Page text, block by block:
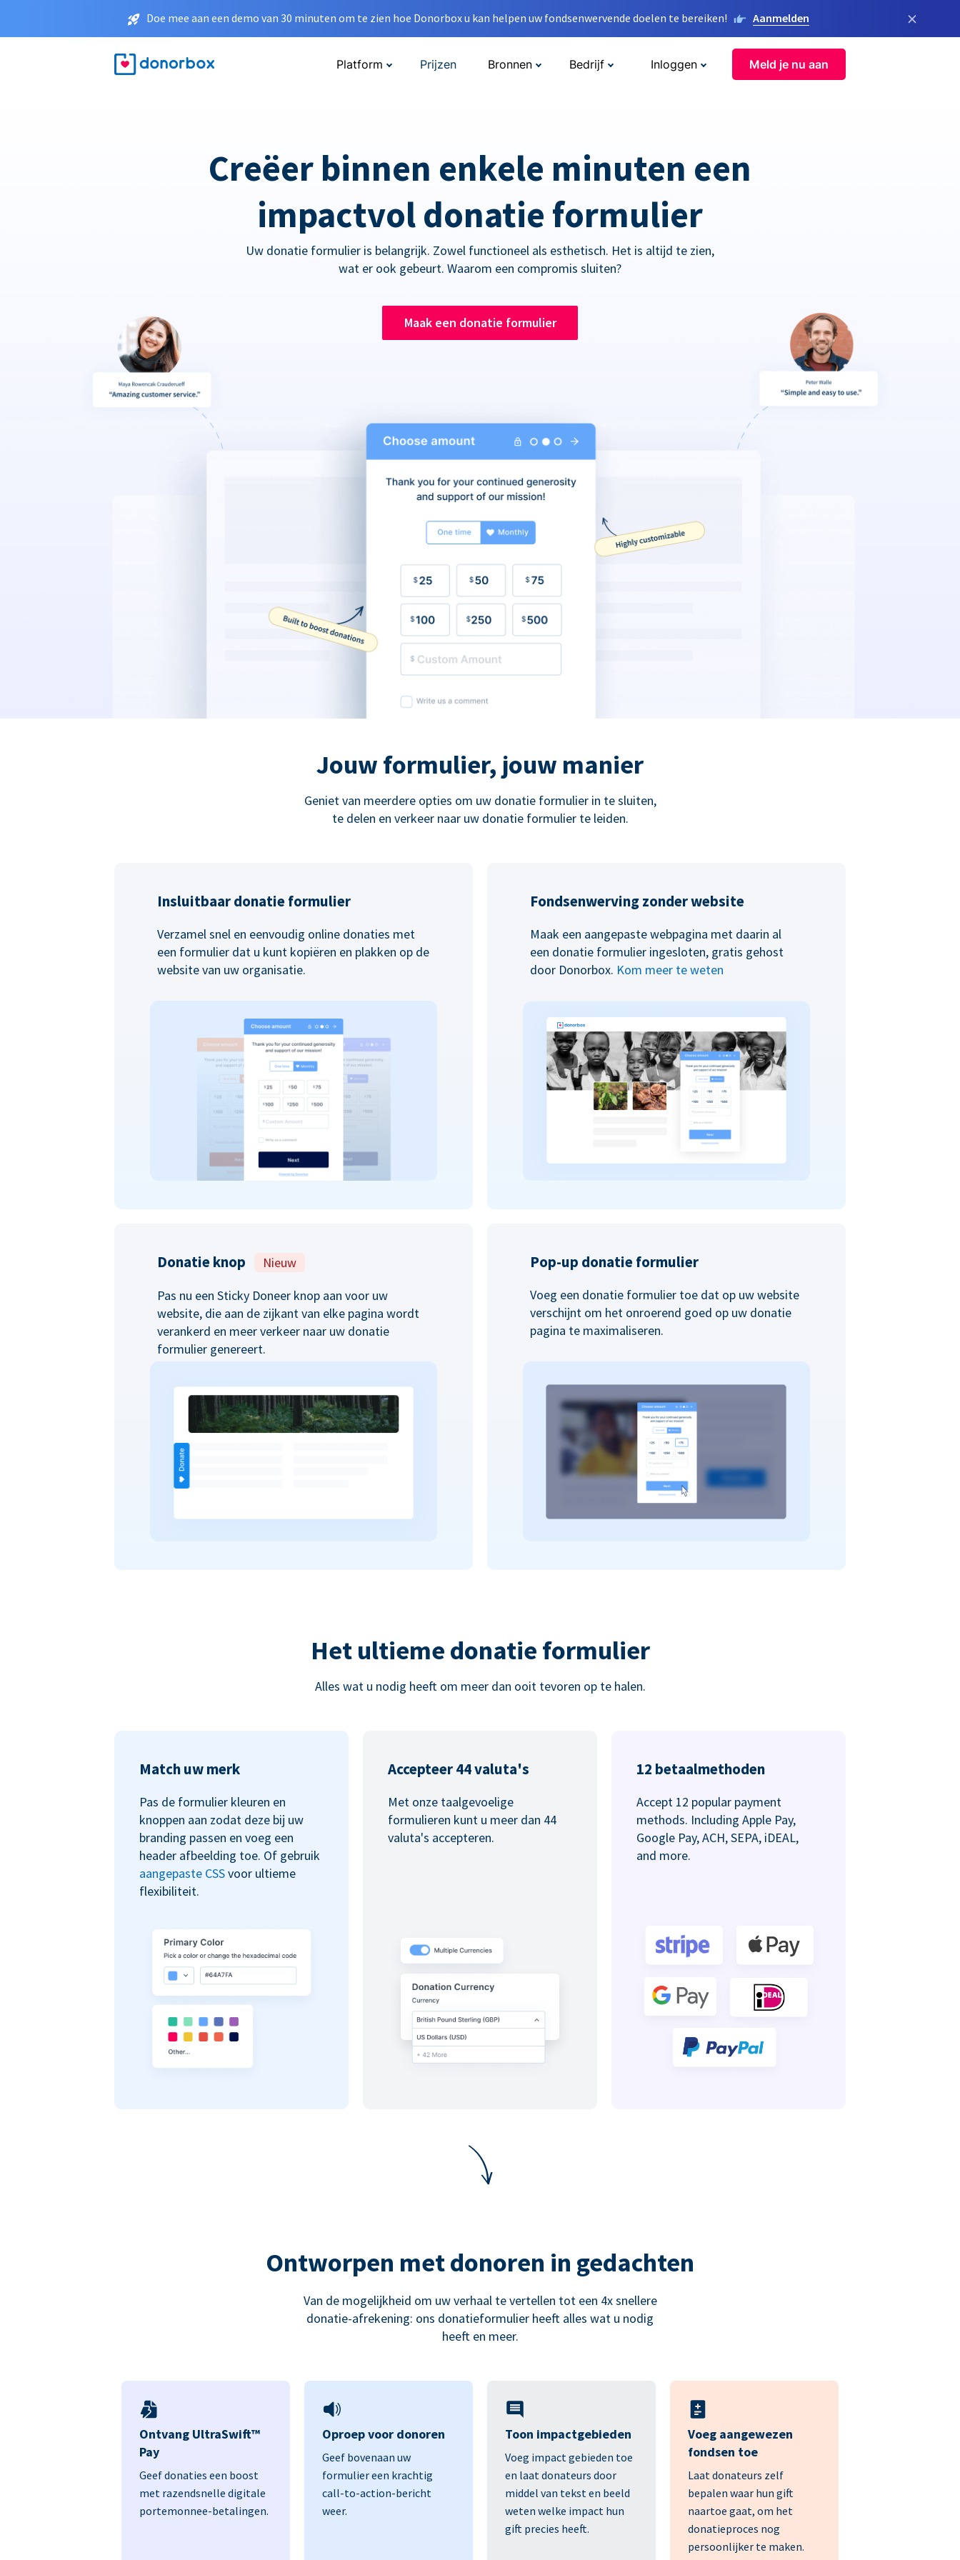
Doe mee aan een demo van 30 minuten om te zien hoe Donorbox u kan helpen uw fondsenwervende doelen te bereiken! Aanmelden ×
Platform Prijzen Bronnen Bedrijf Inloggen Meld je nu aan
Creëer binnen enkele minuten een
impactvol donatie formulier
Uw donatie formulier is belangrijk. Zowel functioneel als esthetisch. Het is altijd te zien,
wat er ook gebeurt. Waarom een compromis sluiten?
Maak een donatie formulier
Jouw formulier, jouw manier
Geniet van meerdere opties om uw donatie formulier in te sluiten,
te delen en verkeer naar uw donatie formulier te leiden.
Insluitbaar donatie formulier
Verzamel snel en eenvoudig online donaties met
een formulier dat u kunt kopiëren en plakken op de
website van uw organisatie.
Fondsenwerving zonder website
Maak een aangepaste webpagina met daarin al
een donatie formulier ingesloten, gratis gehost
door Donorbox. Kom meer te weten
Donatie knop Nieuw
Pas nu een Sticky Doneer knop aan voor uw
website, die aan de zijkant van elke pagina wordt
verankerd en meer verkeer naar uw donatie
formulier genereert.
Pop-up donatie formulier
Voeg een donatie formulier toe dat op uw website
verschijnt om het onroerend goed op uw donatie
pagina te maximaliseren.
Het ultieme donatie formulier
Alles wat u nodig heeft om meer dan ooit tevoren op te halen.
Match uw merk
Pas de formulier kleuren en
knoppen aan zodat deze bij uw
branding passen en voeg een
header afbeelding toe. Of gebruik
aangepaste CSSvoor ultieme
flexibiliteit.
Accepteer 44 valuta's
Met onze taalgevoelige
formulieren kunt u meer dan 44
valuta's accepteren.
12 betaalmethoden
Accept 12 popular payment
methods. Including Apple Pay,
Google Pay, ACH, SEPA, iDEAL,
and more.
Ontworpen met donoren in gedachten
Van de mogelijkheid om uw verhaal te vertellen tot een 4x snellere
donatie-afrekening: ons donatieformulier heeft alles wat u nodig
heeft en meer.
Ontvang UltraSwift™
Pay
Geef donaties een boost
met razendsnelle digitale
portemonnee-betalingen.
Oproep voor donoren
Geef bovenaan uw
formulier een krachtig
call-to-action-bericht
weer.
Toon impactgebieden
Voeg impact gebieden toe
en laat donateurs door
middel van tekst en beeld
weten welke impact hun
gift precies heeft.
Voeg aangewezen
fondsen toe
Laat donateurs zelf
bepalen waar hun gift
naartoe gaat, om het
donatieproces nog
persoonlijker te maken.